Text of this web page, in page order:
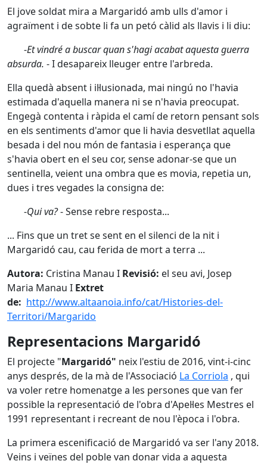
El jove soldat mira a Margaridó amb ulls d'amor i
agraïment i de sobte li fa un petó càlid als llavis i li diu:
-Et vindré a buscar quan s'hagi acabat aquesta guerra
absurda. - I desapareix lleuger entre l'arbreda.
Ella quedà absent i il·lusionada, mai ningú no l'havia
estimada d'aquella manera ni se n'havia preocupat.
Engegà contenta i ràpida el camí de retorn pensant sols
en els sentiments d'amor que li havia desvetllat aquella
besada i del nou món de fantasia i esperança que
s'havia obert en el seu cor, sense adonar-se que un
sentinella, veient una ombra que es movia, repetia un,
dues i tres vegades la consigna de:
-Qui va?- Sense rebre resposta...
... Fins que un tret se sent en el silenci de la nit i
Margaridó cau, cau ferida de mort a terra ...
Autora: Cristina Manau I Revisió: el seu avi, Josep
Maria Manau I Extret
de: http://www.altaanoia.info/cat/Histories-del-
Territori/Margarido
Representacions Margaridó
El projecte "Margaridó" neix l'estiu de 2016, vint-i-cinc
anys després, de la mà de l'Associació La Corriola , qui
va voler retre homenatge a les persones que van fer
possible la representació de l'obra d'Apel·les Mestres el
1991 representant i recreant de nou l'època i l'obra.
La primera escenificació de Margaridó va ser l'any 2018.
Veins i veïnes del poble van donar vida a aquesta